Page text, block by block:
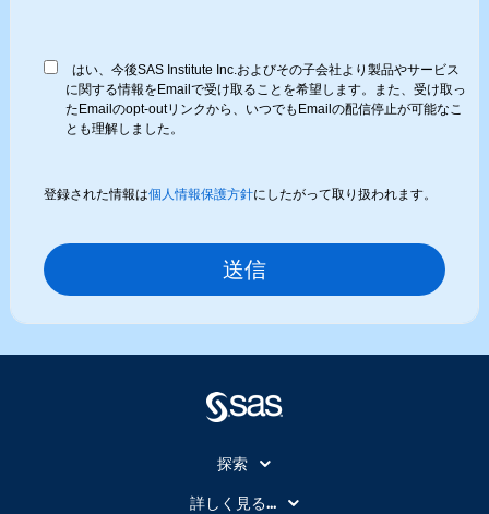
はい、今後SAS Institute Inc.およびその子会社より製品やサービス
に関する情報をEmailで受け取ることを希望します。また、受け取っ
たEmailのopt-outリンクから、いつでもEmailの配信停止が可能なこ
とも理解しました。
登録された情報は個人情報保護方針にしたがって取り扱われます。
探索
My SAS
詳しく見る...